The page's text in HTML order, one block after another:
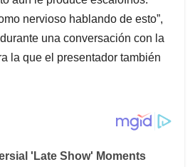
nervioso hablando de esto”,
una conversación con la
la que el presentador también